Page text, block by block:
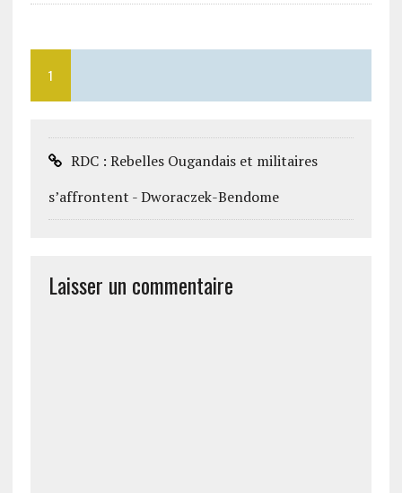
1
RDC : Rebelles Ougandais et militaires
s’affrontent - Dworaczek-Bendome
Laisser un commentaire